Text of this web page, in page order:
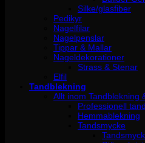
Silke/glasfiber
Pedikyr
Nagelfilar
Nagelpenslar
Tippar & Mallar
Nageldekorationer
Strass & Stenar
Elfil
Tandblekning
Allt inom Tandblekning
Professionell
Hemmablekning
Tandsmycke